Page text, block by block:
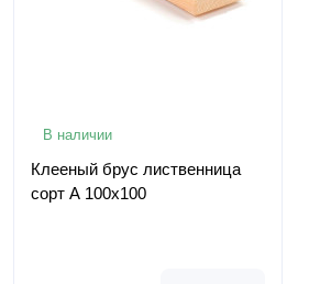
В наличии
Клееный брус лиственница
сорт А 100х100